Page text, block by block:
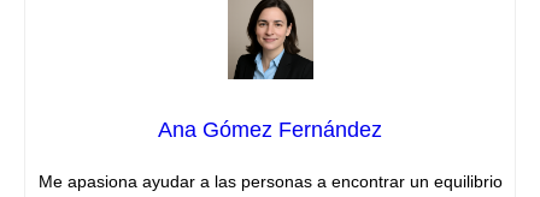
Ana Gómez Fernández
Me apasiona ayudar a las personas a encontrar un equilibrio